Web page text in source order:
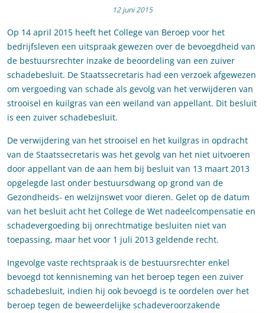
12 juni 2015
Op 14 april 2015 heeft het College van Beroep voor het
bedrijfsleven een uitspraak gewezen over de bevoegdheid van
de bestuursrechter inzake de beoordeling van een zuiver
schadebesluit. De Staatssecretaris had een verzoek afgewezen
om vergoeding van schade als gevolg van het verwijderen van
strooisel en kuilgras van een weiland van appellant. Dit besluit
is een zuiver schadebesluit.
De verwijdering van het strooisel en het kuilgras in opdracht
van de Staatssecretaris was het gevolg van het niet uitvoeren
door appellant van de aan hem bij besluit van 13 maart 2013
opgelegde last onder bestuursdwang op grond van de
Gezondheids- en welzijnswet voor dieren. Gelet op de datum
van het besluit acht het College de Wet nadeelcompensatie en
schadevergoeding bij onrechtmatige besluiten niet van
toepassing, maar het voor 1 juli 2013 geldende recht.
Ingevolge vaste rechtspraak is de bestuursrechter enkel
bevoegd tot kennisneming van het beroep tegen een zuiver
schadebesluit, indien hij ook bevoegd is te oordelen over het
beroep tegen de beweerdelijke schadeveroorzakende